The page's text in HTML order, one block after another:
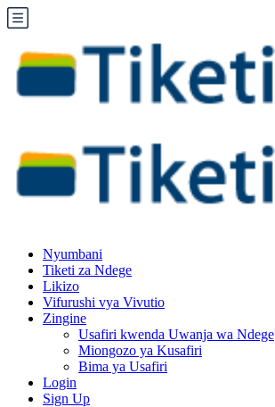
Nyumbani
Tiketi za Ndege
Likizo
Vifurushi vya Vivutio
Zingine
Usafiri kwenda Uwanja wa Ndege
Miongozo ya Kusafiri
Bima ya Usafiri
Login
Sign Up